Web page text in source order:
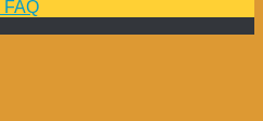
FAQ